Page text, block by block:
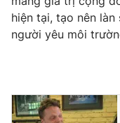
Tư vấn
Photo
hiện tại, tạo nên
người yêu môi